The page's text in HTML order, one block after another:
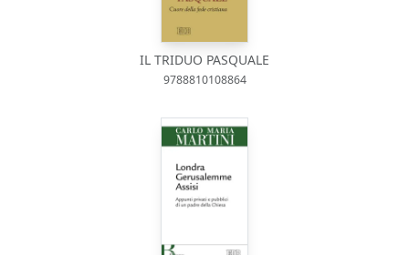
IL TRIDUO PASQUALE
9788810108864